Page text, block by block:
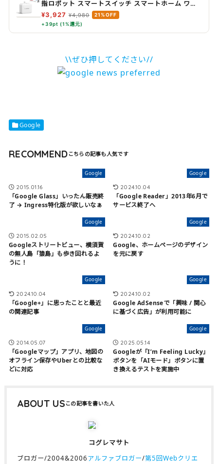
指ロボット スマートスイッチ スマートホーム ワイ
ヤレス タイマー スマホで遠隔操作 Alexa, Google
Home, Siri, IFTTTなどに対応(ハブ必要) ホワイト
¥3,927 ¥4,980
21%OFF
+39pt (1%還元)
\\ぜひ押してください//
Google
RECOMMEND
Google
2015.01.16
「Google Glass」いったん販売終
了 → Ingress特化版が欲しいなぁ
Google
2024.10.04
「Google Reader」2013年6月で
サービス終了へ
Google
2015.02.05
Googleストリートビュー、横須賀
の無人島「猿島」も歩き回れるよ
うに！
Google
2024.10.02
Google、ホームページのデザイン
を元に戻す
Google
2024.10.04
「Google+」に思ったことと最近
の関連記事
Google
2024.10.02
Google AdSenseで「興味 / 関心
に基づく広告」が利用可能に
Google
2014.05.07
「Googleマップ」アプリ、地図の
オフライン保存やUberとの比較な
どに対応
Google
2025.05.14
Googleが「I’m Feeling Lucky」
ボタンを「AIモード」ボタンに置​​
き換えるテストを実施中
ABOUT US
コグレマサト
ブロガー/2004&2006アルファブロガー/第5回Webクリエ